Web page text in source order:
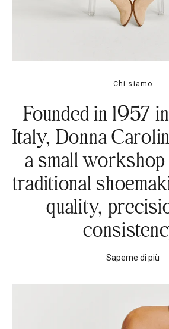
Chi siamo
Founded in 1957
Italy, Donna
a small
traditional
quality,
Saperne di più